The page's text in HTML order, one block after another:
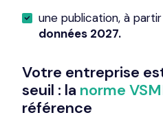
une publication, à partir
données 2027.
Votre entreprise
seuil : la norme
référence